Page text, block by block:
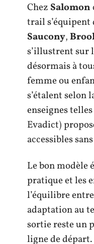
Chez Salomon
trail s’équipent
Saucony,
s’illustrent sur
désormais à
femme ou
s’étalent selon
enseignes
Evadict)
accessibles
Le bon modèle
pratique et les
l’équilibre
adaptation au
sortie reste un
ligne de départ.